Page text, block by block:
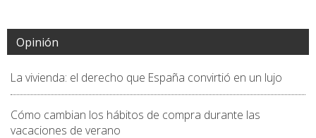
Opinión
La vivienda: el derecho que España convirtió en un lujo
Cómo cambian los hábitos de compra durante las
vacaciones de verano